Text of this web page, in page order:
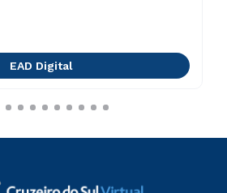
EAD Digital